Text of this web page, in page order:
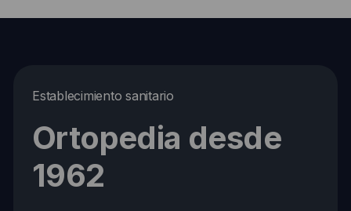
Establecimiento sanitario
Ortopedia desde
1962